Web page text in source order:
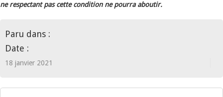
ne respectant pas cette condition ne pourra aboutir.
Paru dans :
Date :
18 janvier 2021